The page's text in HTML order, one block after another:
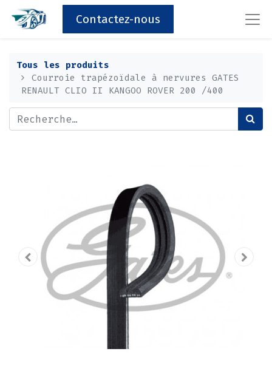
Contactez-nous
Tous les produits
Courroie trapézoïdale à nervures GATES
RENAULT CLIO II KANGOO ROVER 200 /400